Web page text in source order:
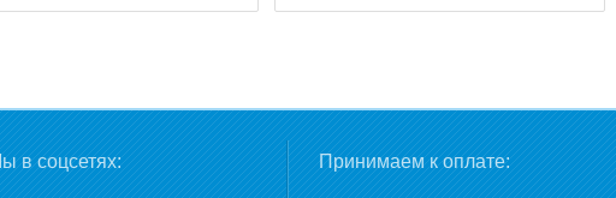
в соцсетях: Принимаем к оплате: